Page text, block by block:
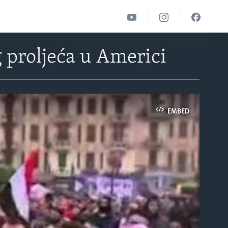
proljeća u Americi
EMBED